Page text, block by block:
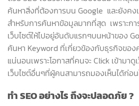
ค้นหาสิ่งที่ต้องการบน Google และยังคง
สำหรับการค้นหาข้อมูลมากที่สุด เพราะก
เว็บไซต์ให้ไปอยู่อันดับแรกๆบนหน้าของ
ค้นหา Keyword ที่เกี่ยวข้องกับธุรกิจขอ
แน่นอนเพราะโอกาสที่คนจะ Click เข้ามาดู
เว็บไซต์อื่นๆที่ผู้คนสามารถมองเห็นได้ก่อ
ทำSEO อย่างไร ถึงจะปลอดภัย ?